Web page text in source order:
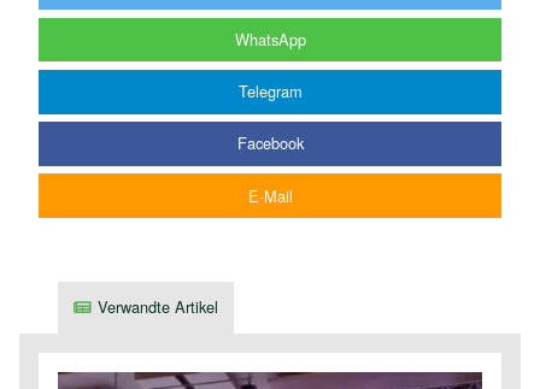
WhatsApp
Telegram
Facebook
E-Mail
Verwandte Artikel